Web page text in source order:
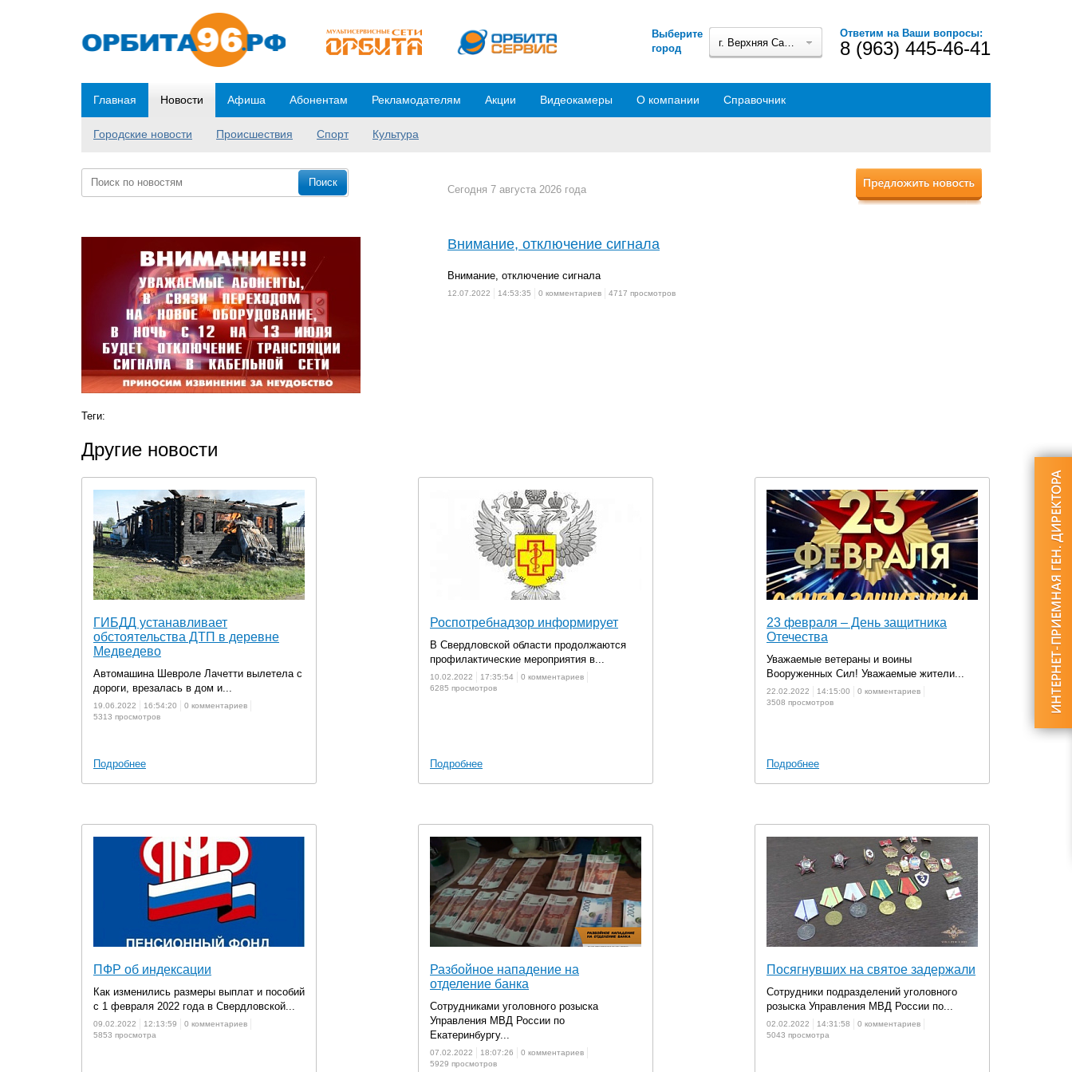
Выберите
город
г. Верхняя Салда
Ответим на Ваши вопросы:
8 (963) 445-46-41
Главная Новости
Городские новости Происшествия Спорт Культура
Афиша Абонентам Рекламодателям Акции Видеокамеры О компании Справочник
Сегодня 7 августа 2026 года
Внимание, отключение сигнала
Внимание, отключение сигнала
12.07.2022 14:53:35 0 комментариев 4717 просмотров
Теги:
Другие новости
ГИБДД устанавливает
обстоятельства ДТП в деревне
Медведево
Автомашина Шевроле Лачетти вылетела с
дороги, врезалась в дом и...
19.06.2022 16:54:20
0 комментариев
5313 просмотров
Подробнее
Роспотребнадзор информирует
В Свердловской области продолжаются
профилактические мероприятия в...
10.02.2022 17:35:54
0 комментариев
6285 просмотров
Подробнее
23 февраля – День защитника
Отечества
Уважаемые ветераны и воины
Вооруженных Сил! Уважаемые жители...
22.02.2022 14:15:00
0 комментариев
3508 просмотров
Подробнее
ПФР об индексации
Как изменились размеры выплат и пособий
с 1 февраля 2022 года в Свердловской...
09.02.2022 12:13:59
0 комментариев
5853 просмотра
Разбойное нападение на
отделение банка
Сотрудниками уголовного розыска
Управления МВД России по
Екатеринбургу...
07.02.2022 18:07:26
0 комментариев
5929 просмотров
Посягнувших на святое задержали
Сотрудники подразделений уголовного
розыска Управления МВД России по...
02.02.2022 14:31:58
0 комментариев
5043 просмотра